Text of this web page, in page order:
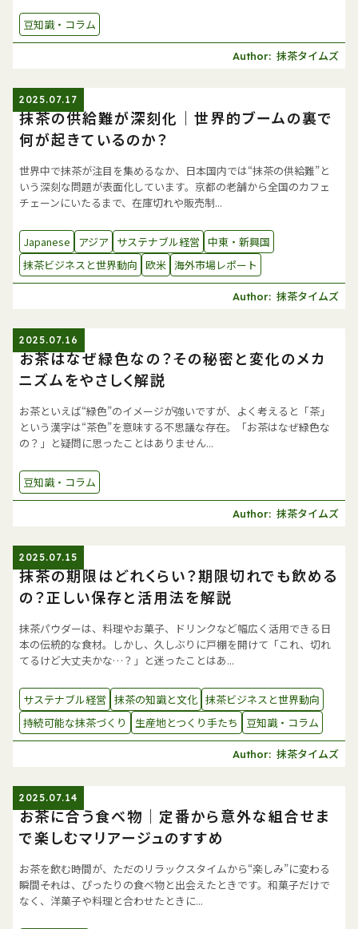
豆知識・コラム
Author: 抹茶タイムズ
2025.07.17
抹茶の供給難が深刻化｜世界的ブームの裏で
何が起きているのか？
世界中で抹茶が注目を集めるなか、日本国内では“抹茶の供給難”と
いう深刻な問題が表面化しています。京都の老舗から全国のカフェ
チェーンにいたるまで、在庫切れや販売制...
Japanese アジア サステナブル経営 中東・新興国
抹茶ビジネスと世界動向 欧米 海外市場レポート
Author: 抹茶タイムズ
2025.07.16
お茶はなぜ緑色なの？その秘密と変化のメカ
ニズムをやさしく解説
お茶といえば“緑色”のイメージが強いですが、よく考えると「茶」
という漢字は“茶色”を意味する不思議な存在。「お茶はなぜ緑色な
の？」と疑問に思ったことはありません...
豆知識・コラム
Author: 抹茶タイムズ
2025.07.15
抹茶の期限はどれくらい？期限切れでも飲める
の？正しい保存と活用法を解説
抹茶パウダーは、料理やお菓子、ドリンクなど幅広く活用できる日
本の伝統的な食材。しかし、久しぶりに戸棚を開けて「これ、切れ
てるけど大丈夫かな…？」と迷ったことはあ...
サステナブル経営 抹茶の知識と文化 抹茶ビジネスと世界動向
持続可能な抹茶づくり
生産地とつくり手たち 豆知識・コラム
Author: 抹茶タイムズ
2025.07.14
お茶に合う食べ物｜定番から意外な組合せま
で楽しむマリアージュのすすめ
お茶を飲む時間が、ただのリラックスタイムから“楽しみ”に変わる
瞬間――それは、ぴったりの食べ物と出会えたときです。和菓子だけで
なく、洋菓子や料理と合わせたときに...